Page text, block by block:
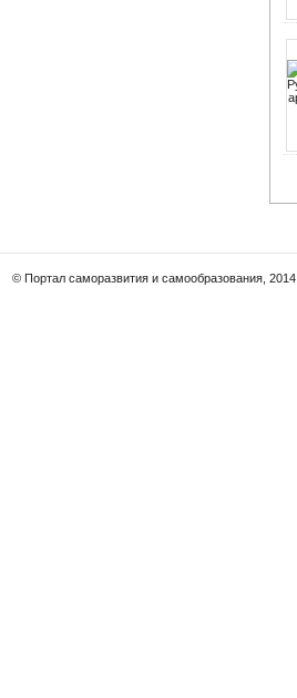
© Портал саморазвития и самообразования, 2014